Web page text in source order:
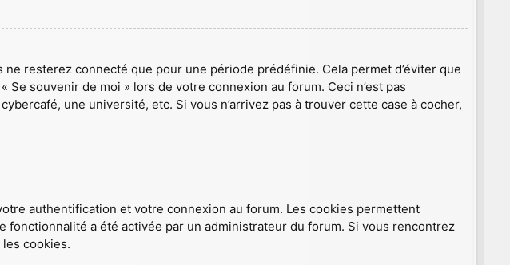
resterez connecté que pour une période prédéfinie. Cela permet d’éviter que
souvenir de moi » lors de votre connexion au forum. Ceci n’est pas
une université, etc. Si vous n’arrivez pas à trouver cette case à cocher,
authentification et votre connexion au forum. Les cookies permettent
fonctionnalité a été activée par un administrateur du forum. Si vous rencontrez
cookies.